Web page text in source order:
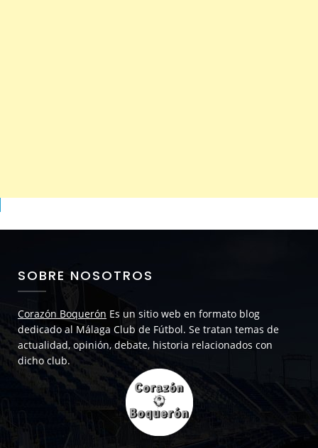
SOBRE NOSOTROS
Corazón Boquerón Es un sitio web en formato blog
dedicado al Málaga Club de Fútbol. Se tratan temas de
actualidad, opinión, debate, historia relacionados con
dicho club.